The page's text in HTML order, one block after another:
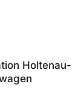
Holtenau-